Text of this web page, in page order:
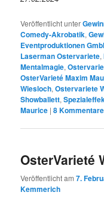
Veröffentlicht unter
Comedy-Akrobatik,
Eventproduktionen
Laserman Ostervariete,
Mentalmagie,
OsterVarieté Maxim
Wiesloch,Ostervariete
Showballett,
Maurice |8Kommentare
OsterVarieté
Veröffentlicht am7.
Kemmerich